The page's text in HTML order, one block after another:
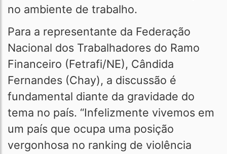
no ambiente de trabalho.
Para a representante da Federação
Nacional dos Trabalhadores do Ramo
Financeiro (Fetrafi/NE), Cândida
Fernandes (Chay), a discussão é
fundamental diante da gravidade do
tema no país. “Infelizmente vivemos em
um país que ocupa uma posição
vergonhosa no ranking de violência